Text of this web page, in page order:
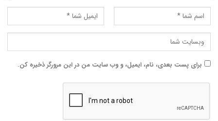
برای پست بعدی، نام، ایمیل، و وب سایت من در این مرورگر ذخیره کن.